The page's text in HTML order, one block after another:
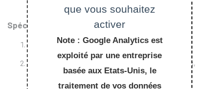
Spécificités du site et expériences
Analyse de petites molécules en mélange complexe,
Mesures de masses précises (molécules organiques,
organométalliques, peptides, protéines),
que vous souhaitez
activer
Note : Google Analytics est
exploité par une entreprise
basée aux Etats-Unis, le
traitement de vos données